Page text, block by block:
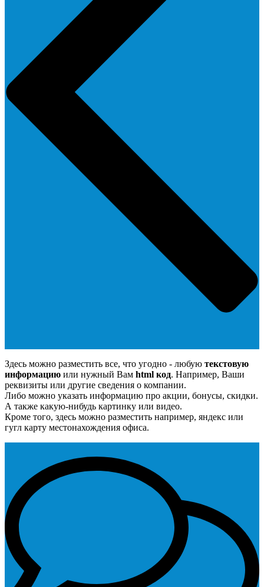
Здесь можно разместить все, что угодно - любую текстовую
информацию или нужный Вам html код. Например, Ваши
реквизиты или другие сведения о компании.
Либо можно указать информацию про акции, бонусы, скидки.
А также какую-нибудь картинку или видео.
Кроме того, здесь можно разместить например, яндекс или
гугл карту местонахождения офиса.